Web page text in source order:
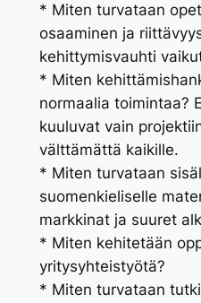
* Miten turvataan
osaaminen ja
kehittymisvauhti
* Miten
normaalia toimintaa?
kuuluvat vain
välttämättä kaikille.
* Miten turvataan
suomenkieliselle
markkinat ja suuret
* Miten kehitetään
yritysyhteistyötä?
* Miten turvataan